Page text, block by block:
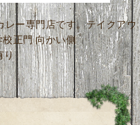
レー専門店です。テイクアウ
正門 向かい側
り